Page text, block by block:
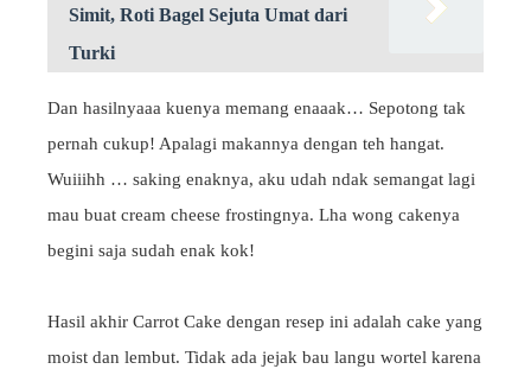
Simit, Roti Bagel Sejuta Umat dari
Turki
Dan hasilnyaaa kuenya memang enaaak… Sepotong tak
pernah cukup! Apalagi makannya dengan teh hangat.
Wuiiihh … saking enaknya, aku udah ndak semangat lagi
mau buat cream cheese frostingnya. Lha wong cakenya
begini saja sudah enak kok!
Hasil akhir Carrot Cake dengan resep ini adalah cake yang
moist dan lembut. Tidak ada jejak bau langu wortel karena